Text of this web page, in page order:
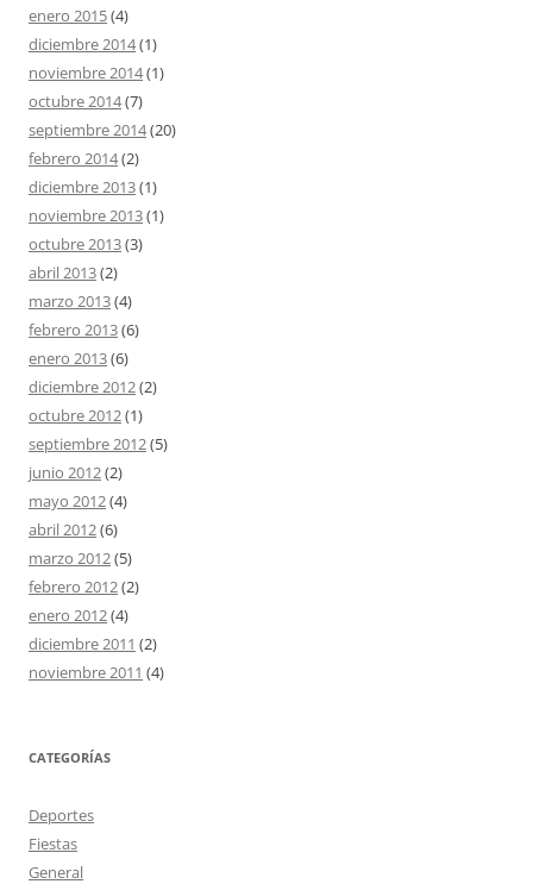
enero 2015(4)
diciembre 2014(1)
noviembre 2014(1)
octubre 2014(7)
septiembre 2014(20)
febrero 2014(2)
diciembre 2013(1)
noviembre 2013(1)
octubre 2013(3)
abril 2013(2)
marzo 2013(4)
febrero 2013(6)
enero 2013(6)
diciembre 2012(2)
octubre 2012(1)
septiembre 2012(5)
junio 2012(2)
mayo 2012(4)
abril 2012(6)
marzo 2012(5)
febrero 2012(2)
enero 2012(4)
diciembre 2011 (2)
noviembre 2011 (4)
CATEGORÍAS
Deportes
Fiestas
General